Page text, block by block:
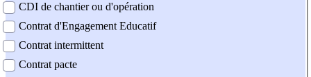
CDI de chantier ou d'opération
Contrat d'Engagement Educatif
Contrat intermittent
Contrat pacte